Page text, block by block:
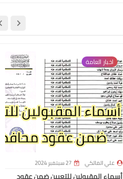
اخبار العامة
علي المالكي 27 سبتمبر 2024
أسماء المقبولين للتعيين ضمن عقود
علي المالكي
10 أغسطس 2021